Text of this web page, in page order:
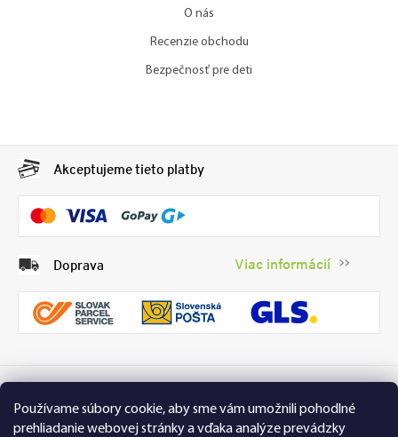
Používame súbory cookie, aby sme vám umožnili pohodlné
prehliadanie webovej stránky a vďaka analýze prevádzky
O nás
Recenzie obchodu
Bezpečnosť pre deti
Akceptujeme tieto platby
Doprava Viac informácií
Recenzie
Přesvědčte se sami